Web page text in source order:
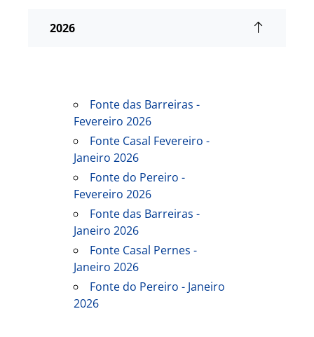
2026
Fonte das Barreiras -
Fevereiro 2026
Fonte Casal Fevereiro -
Janeiro 2026
Fonte do Pereiro -
Fevereiro 2026
Fonte das Barreiras -
Janeiro 2026
Fonte Casal Pernes -
Janeiro 2026
Fonte do Pereiro - Janeiro
2026